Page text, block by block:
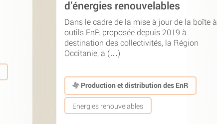
d’énergies renouvelables
Dans le cadre de la mise à jour de la boîte à
outils EnR proposée depuis 2019 à
destination des collectivités, la Région
Occitanie, a (…)
Production et distribution des EnR
Energies renouvelables